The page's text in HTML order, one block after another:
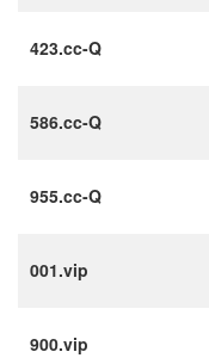
423.cc-Q
586.cc-Q
955.cc-Q
001.vip
900.vip